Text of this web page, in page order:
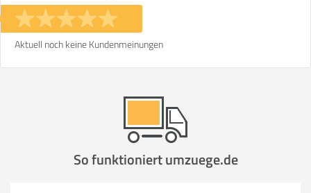
Aktuell noch keine Kundenmeinungen
So funktioniert umzuege.de